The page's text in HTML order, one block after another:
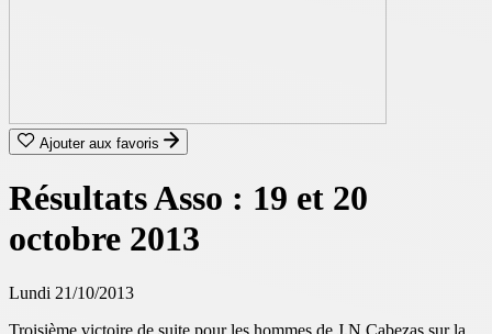
Ajouter aux favoris
Résultats Asso : 19 et 20
octobre 2013
Lundi 21/10/2013
Troisième victoire de suite pour les hommes de J.N Cabezas sur la